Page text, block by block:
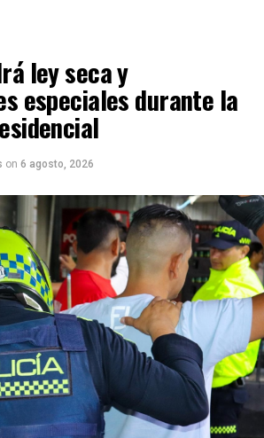
ley seca y
especiales durante la
on 6 agosto, 2026